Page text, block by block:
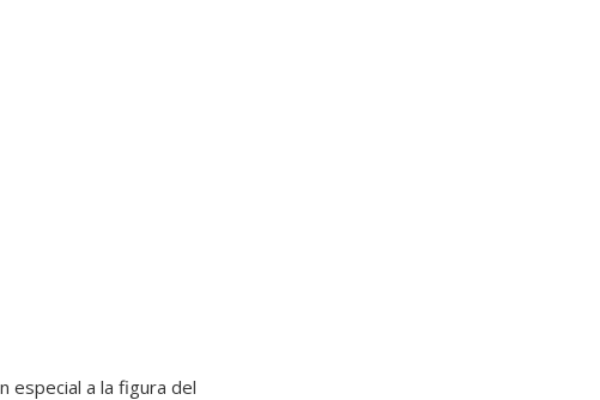
especial a la figura del